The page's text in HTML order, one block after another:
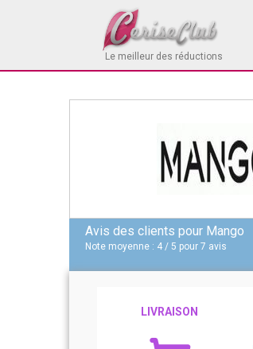
Le meilleur des réductions
Avis des clients pour Mango
Note moyenne : 4 / 5 pour 7 avis
LIVRAISON